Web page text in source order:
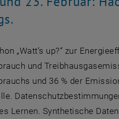
„Watt’s up?“ zur
und
und 36 % der
Lernen. Synthetische